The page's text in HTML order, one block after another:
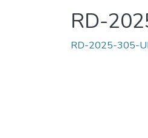
RD-
RD-2025-305-